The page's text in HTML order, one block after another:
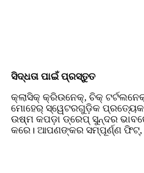
ସିଦ୍ଧତା ପାଇଁ ପ୍ରସ୍ତୁତ
କ୍ଲାସିକ୍ କ୍ରିଉନେକ୍, ଚିକ୍
ମୋହେର୍ ସ୍ୱେଟରଗୁଡ଼ିକ ପ୍ରତ୍ୟେକ
ଉଷ୍ମ କପଡ଼ା ଡ୍ରେପ୍ ସୁନ୍ଦର
କରେ। ଆପଣଙ୍କର ସମ୍ପୂର୍ଣ୍ଣ